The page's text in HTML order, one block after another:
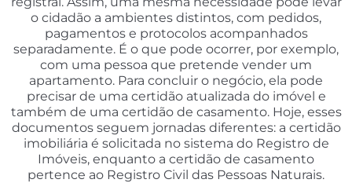
o cidadão a ambientes distintos, com pedidos,
pagamentos e protocolos acompanhados
separadamente. É o que pode ocorrer, por exemplo,
com uma pessoa que pretende vender um
apartamento. Para concluir o negócio, ela pode
precisar de uma certidão atualizada do imóvel e
também de uma certidão de casamento. Hoje, esses
documentos seguem jornadas diferentes: a certidão
imobiliária é solicitada no sistema do Registro de
Imóveis, enquanto a certidão de casamento
pertence ao Registro Civil das Pessoas Naturais.